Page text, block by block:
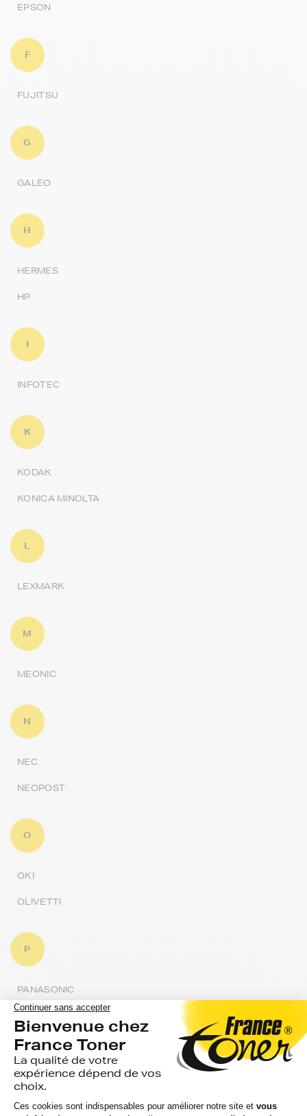
EPSON
F
FUJITSU
G
GALEO
H
HERMES
HP
I
INFOTEC
K
KODAK
KONICA MINOLTA
L
LEXMARK
M
MEONIC
N
NEC
NEOPOST
O
OKI
OLIVETTI
P
PANASONIC
PHILIPS
PITNEY BOWES
R